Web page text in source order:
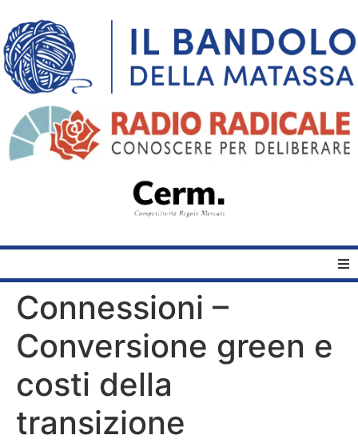
Home
Quelli del Bandolo
Connessioni –
Conversione green e
costi della
transizione